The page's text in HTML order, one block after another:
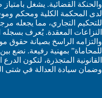
والحنكة القضائية. يشغل
لدى المحكمة الكلية ومحكم
للتحكيم التجاري، مما يجعله
النزاعات المعقدة. يُعرف بسجله
والتزامه الراسخ بصيانة حقوق
للمحاماة” بمهنية رفيعة. نضع
القانونية المتجذرة، لتكون
وضمان سيادة العدالة في شتى